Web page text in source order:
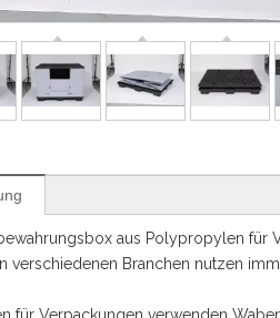
aus Polypropylen für
verschiedenen Branchen nutzen